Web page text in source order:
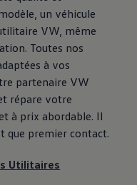
un véhicule
VW, même
Toutes nos
à vos
partenaire VW
répare votre
à prix abordable. Il
que premier contact.
Utilitaires